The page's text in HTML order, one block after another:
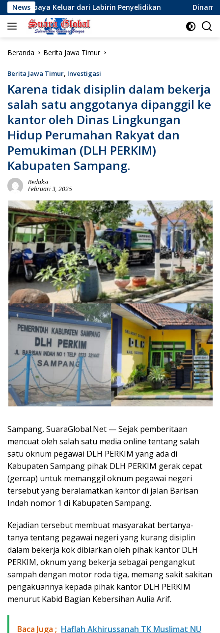
Langsung
ke
konten
News
dari Labirin Penyelidikan Dinamika Baru Sepak
Beranda Berita Jawa Timur
Berita Jawa Timur, Investigasi
Karena tidak disiplin dalam bekerja
salah satu anggotanya dipanggil ke
kantor oleh Dinas Lingkungan
Hidup Perumahan Rakyat dan
Pemukiman (DLH PERKIM)
Kabupaten Sampang.
Redaksi
Februari 3, 2025
Sampang, SuaraGlobal.Net — Sejak pemberitaan
mencuat oleh salah satu media online tentang salah
satu oknum pegawai DLH PERKIM yang ada di
Kabupaten Sampang pihak DLH PERKIM gerak cepat
(gercap) untuk memanggil oknum pegawai negeri
tersebut yang beralamatkan kantor di jalan Barisan
Indah nomor 1 di Kabupaten Sampang.
Kejadian tersebut membuat masyarakat bertanya-
tanya tentang pegawai negeri yang kurang disiplin
dalam bekerja kok dibiarkan oleh pihak kantor DLH
PERKIM, oknum yang bekerja sebagai pengangkut
sampah dengan motor roda tiga, memang sakit sakitan
pengakuannya kepada pihak kantor DLH PERKIM
menurut Kabid Bagian Kebersihan Aulia Arif.
Baca Juga ; Haflah Akhirussanah TK Muslimat NU